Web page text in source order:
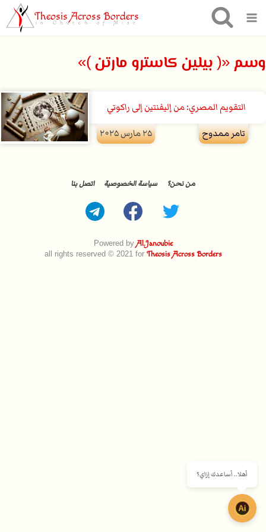
Theosis Across Borders
in Church of Misr
وسم «( بيلين كاسترو مارتن )»
التقويم المصري: من إليفنتين إلى راكوتي
تامر ممدوح
۲۵ مارس ۲۰۲۵
Powered by Al.Janoubie
all rights reserved © 2021 for Theosis Across Borders
من نحن؟ سياسة الخصوصية اتصل بنا
أهلا.. أساعدك إزاي؟